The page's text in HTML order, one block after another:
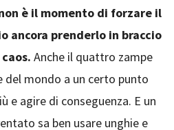
è il momento di forzare il
ancora prenderlo in braccio
Anche il quattro zampe
del mondo a un certo punto
e agire di conseguenza. E un
sa ben usare unghie e